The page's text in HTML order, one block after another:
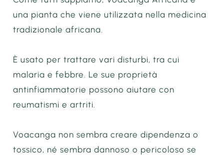
una pianta che viene utilizzata nella medicina
tradizionale africana.
È usato per trattare vari disturbi, tra cui
malaria e febbre. Le sue proprietà
antinfiammatorie possono aiutare con
reumatismi e artriti.
Voacanga non sembra creare dipendenza o
tossico, né sembra dannoso o pericoloso se